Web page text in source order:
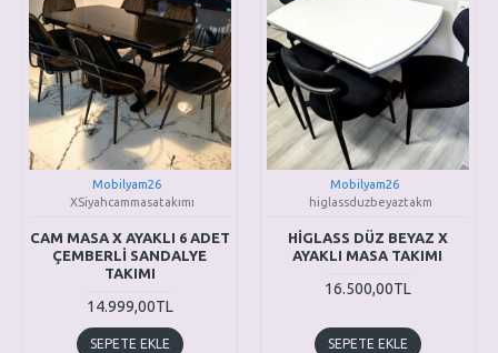
Mobilyam26
XSiyahcammasatakımı
CAM MASA X AYAKLI 6 ADET
ÇEMBERLİ SANDALYE
TAKIMI
14.999,00TL
SEPETE EKLE
Mobilyam26
higlassduzbeyaztakm
HİGLASS DÜZ BEYAZ X
AYAKLI MASA TAKIMI
16.500,00TL
SEPETE EKLE